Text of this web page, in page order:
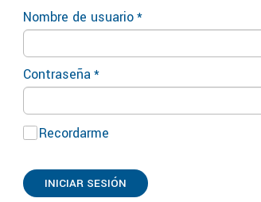
Nombre de usuario
Contraseña
Recordarme
INICIAR SESIÓN